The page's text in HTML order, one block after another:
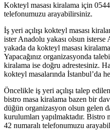
Kokteyl masası kiralama için
telefonumuzu arayabilirsiniz.
İş yeri açılışı kokteyl masası
ister Anadolu yakası olsun isterse
yakada da kokteyl masası
Yapacağınız organizasyonda
kiralama ise doğru adrestesiniz.
kokteyl masalarında İstanbul’da
Öncelikle iş yeri açılışı talep
bistro masa kiralama bazen bir
düğün organizasyon olsun gelen
kurulumları yapılmaktadır.
42 numaralı telefonumuzu